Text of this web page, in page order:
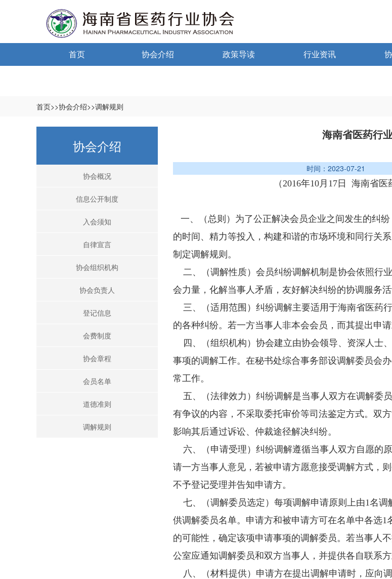
首页 协会介绍
会费制度
政策导读 行业资讯
首页>>协会介绍>>调解规则
协会介绍
协会概况
信息公开制度
入会须知
自律宣言
协会组织机构
协会负责人
登记信息
会费制度
协会章程
会员名单
道德准则
调解规则
海南省医药行
时间：2023-07-21 发
（2016年10月17日 海南省
一、（总则）为了公正解决会员企业之间发生的纠
的时间、精力等投入，构建和谐的市场环境和同行关
制定调解规则。
二、（调解性质）会员纠纷调解机制是协会依照行
会力量，化解当事人矛盾，友好解决纠纷的协调服务活
三、（适用范围）纠纷调解主要适用于海南省医药
的各种纠纷。若一方当事人非本会会员，而其提出申
四、（组织机构）协会建立由协会领导、资深人士
事项的调解工作。在秘书处综合事务部设调解委员会
常工作。
五、（法律效力）纠纷调解是当事人双方在调解委
有争议的内容，不采取委托审价等司法鉴定方式。双
影响其后通过诉讼、仲裁途径解决纠纷。
六、（申请受理）纠纷调解遵循当事人双方自愿的
请一方当事人意见，若被申请方愿意接受调解方式，
不予登记受理并告知申请方。
七、（调解委员选定）每项调解申请原则上由1名调
供调解委员名单。申请方和被申请方可在名单中各选
的可能性，确定该项申请事项的调解委员。若当事人
公室应通知调解委员和双方当事人，并提供各自联系方
八、（材料提供）申请方在提出调解申请时，应向